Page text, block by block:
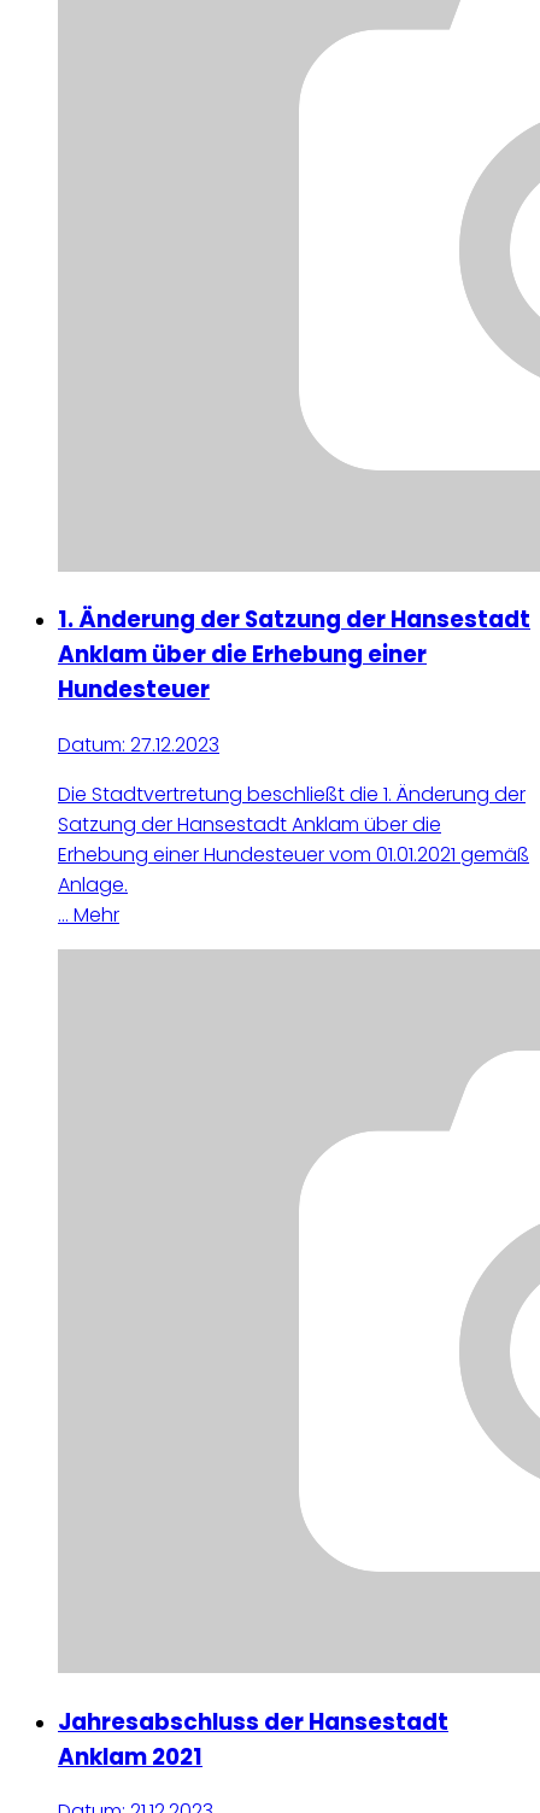
1. Änderung der Satzung der Hansestadt
Anklam über die Erhebung einer
Hundesteuer
Datum: 27.12.2023
Die Stadtvertretung beschließt die 1. Änderung der
Satzung der Hansestadt Anklam über die
Erhebung einer Hundesteuer vom 01.01.2021 gemäß
Anlage.
... Mehr
Jahresabschluss der Hansestadt
Anklam 2021